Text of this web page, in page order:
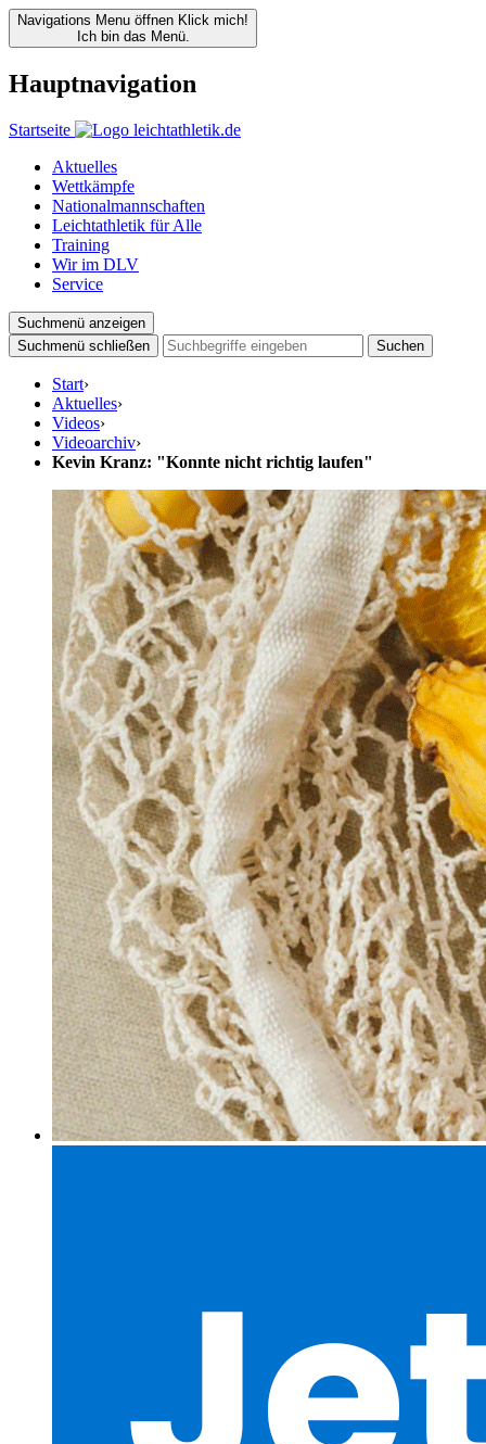
Navigations Menu öffnen Klick mich!
Ich bin das Menü.
Hauptnavigation
Startseite
Aktuelles
Wettkämpfe
Nationalmannschaften
Leichtathletik für Alle
Training
Wir im DLV
Service
Suchmenü anzeigen
Suchmenü schließen
Suchen
Start›
Aktuelles›
Videos›
Videoarchiv›
Kevin Kranz: "Konnte nicht richtig laufen"